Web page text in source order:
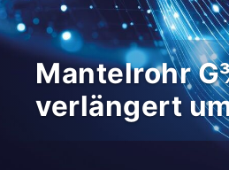
Mantelrohr
verlängert